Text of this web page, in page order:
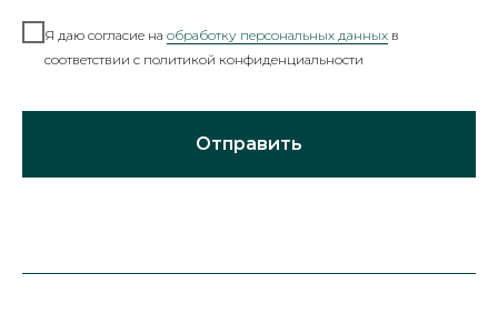
Я даю согласие на обработку персональных данных в
соответствии с политикой конфиденциальности
Отправить